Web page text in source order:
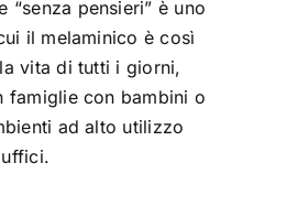
“senza pensieri” è uno
il melaminico è così
vita di tutti i giorni,
famiglie con bambini o
ad alto utilizzo